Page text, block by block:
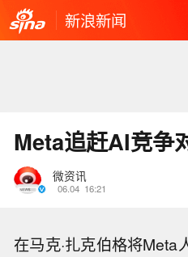
新浪新闻
Meta追赶AI竞争
微资讯
06.04 16:21
在马克·扎克伯格将Meta